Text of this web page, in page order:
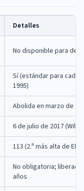
Detalles
No disponible para
Sí (estándar para
1995)
Abolida en marzo de
6 de julio de 2017
113 (2.ª más alta de EE.
No obligatoria;
años